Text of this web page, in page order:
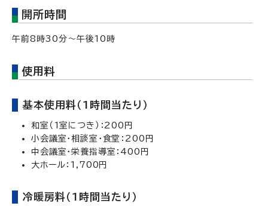
開所時間
午前8時30分～午後10時
使用料
基本使用料（1時間当たり）
和室（1室につき）：200円
小会議室・相談室・食堂：200円
中会議室・栄養指導室：400円
大ホール：1,700円
冷暖房料（1時間当たり）